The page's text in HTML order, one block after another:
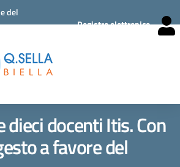
del
Registro elettronico
dieci docenti Itis. Con
a favore del